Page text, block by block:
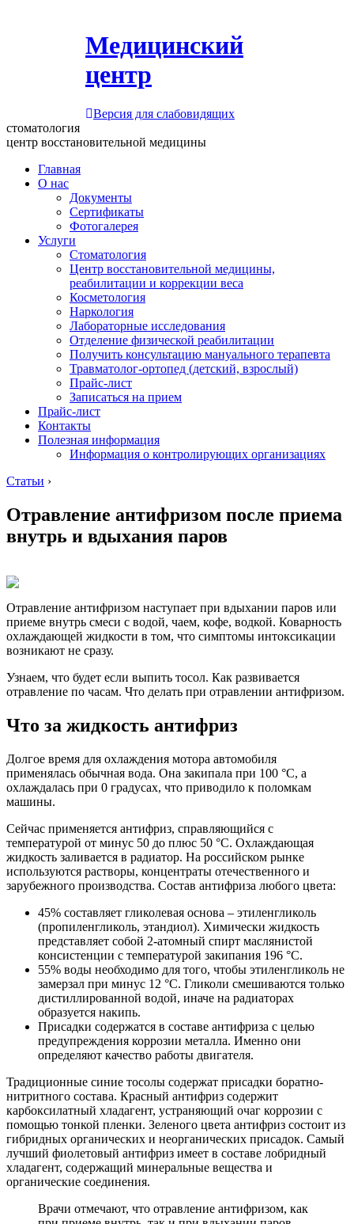
Медицинский
центр
Версия для слабовидящих
стоматология
центр восстановительной медицины
Главная
О нас
Документы
Сертификаты
Фотогалерея
Услуги
Стоматология
Центр восстановительной медицины,
реабилитации и коррекции веса
Косметология
Наркология
Лабораторные исследования
Отделение физической реабилитации
Получить консультацию мануального терапевта
Травматолог-ортопед (детский, взрослый)
Прайс-лист
Записаться на прием
Прайс-лист
Контакты
Полезная информация
Информация о контролирующих организациях
Статьи ›
Отравление антифризом после приема
внутрь и вдыхания паров
Отравление антифризом наступает при вдыхании паров или
приеме внутрь смеси с водой, чаем, кофе, водкой. Коварность
охлаждающей жидкости в том, что симптомы интоксикации
возникают не сразу.
Узнаем, что будет если выпить тосол. Как развивается
отравление по часам. Что делать при отравлении антифризом.
Что за жидкость антифриз
Долгое время для охлаждения мотора автомобиля
применялась обычная вода. Она закипала при 100 °C, а
охлаждалась при 0 градусах, что приводило к поломкам
машины.
Сейчас применяется антифриз, справляющийся с
температурой от минус 50 до плюс 50 °C. Охлаждающая
жидкость заливается в радиатор. На российском рынке
используются растворы, концентраты отечественного и
зарубежного производства. Состав антифриза любого цвета:
45% составляет гликолевая основа – этиленгликоль
(пропиленгликоль, этандиол). Химически жидкость
представляет собой 2-атомный спирт маслянистой
консистенции с температурой закипания 196 °C.
55% воды необходимо для того, чтобы этиленгликоль не
замерзал при минус 12 °C. Гликоли смешиваются только
дистиллированной водой, иначе на радиаторах
образуется накипь.
Присадки содержатся в составе антифриза с целью
предупреждения коррозии металла. Именно они
определяют качество работы двигателя.
Традиционные синие тосолы содержат присадки боратно-
нитритного состава. Красный антифриз содержит
карбоксилатный хладагент, устраняющий очаг коррозии с
помощью тонкой пленки. Зеленого цвета антифриз состоит из
гибридных органических и неорганических присадок. Самый
лучший фиолетовый антифриз имеет в составе лобридный
хладагент, содержащий минеральные вещества и
органические соединения.
Врачи отмечают, что отравление антифризом, как